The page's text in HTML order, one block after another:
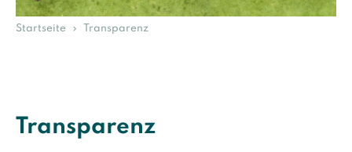
Startseite Transparenz
Transparenz